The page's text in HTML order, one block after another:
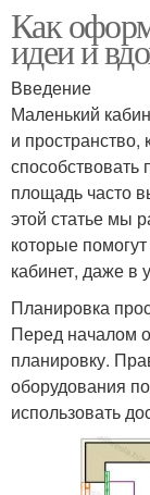
Как
идеи и
Введение
Маленький
и пространство,
способствовать
площадь часто
этой статье мы
которые
кабинет, даже в
Планировка
Перед началом
планировку.
оборудования
использовать